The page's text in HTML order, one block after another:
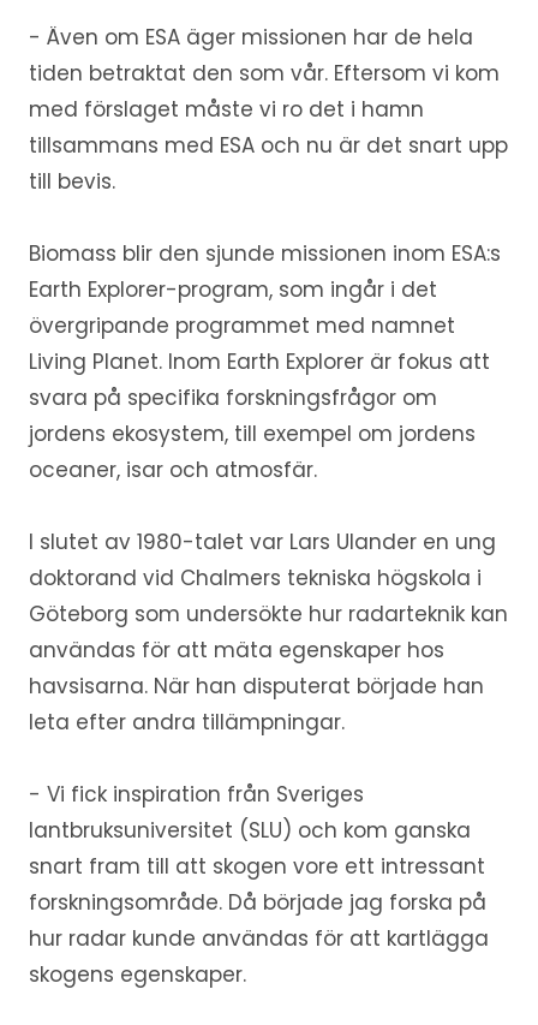
- Även om ESA äger missionen har de hela
tiden betraktat den som vår. Eftersom vi kom
med förslaget måste vi ro det i hamn
tillsammans med ESA och nu är det snart upp
till bevis.
Biomass blir den sjunde missionen inom ESA:s
Earth Explorer-program, som ingår i det
övergripande programmet med namnet
Living Planet. Inom Earth Explorer är fokus att
svara på specifika forskningsfrågor om
jordens ekosystem, till exempel om jordens
oceaner, isar och atmosfär.
I slutet av 1980-talet var Lars Ulander en ung
doktorand vid Chalmers tekniska högskola i
Göteborg som undersökte hur radarteknik kan
användas för att mäta egenskaper hos
havsisarna. När han disputerat började han
leta efter andra tillämpningar.
- Vi fick inspiration från Sveriges
lantbruksuniversitet (SLU) och kom ganska
snart fram till att skogen vore ett intressant
forskningsområde. Då började jag forska på
hur radar kunde användas för att kartlägga
skogens egenskaper.